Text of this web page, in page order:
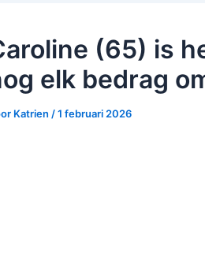
(65) is
elk bedrag
Katrien /1 februari 2026